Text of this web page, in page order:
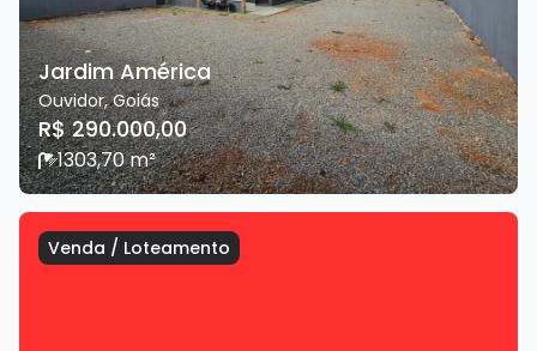
Jardim América
Ouvidor,Goiás
R$ 290.000,00
1303,70m²
Venda / Loteamento